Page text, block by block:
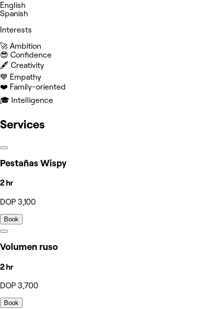
English
Spanish
Interests
🚀 Ambition
😎 Confidence
🖋️ Creativity
💙 Empathy
❤️ Family-oriented
🎓 Intelligence
Services
Pestañas Wispy
2 hr
DOP 3,100
Book
Volumen ruso
2 hr
DOP 3,700
Book